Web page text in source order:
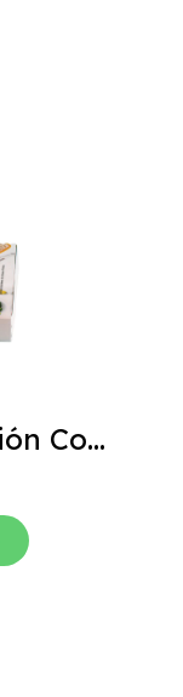
ABC de la Alimentación Complementaria 4ta edición